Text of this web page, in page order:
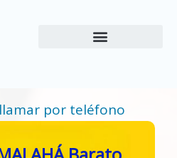
por teléfono